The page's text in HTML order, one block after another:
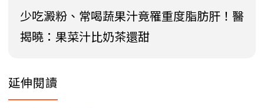
少吃澱粉、常喝蔬果汁竟罹重度脂肪肝！醫
揭曉：果菜汁比奶茶還甜
延伸閱讀